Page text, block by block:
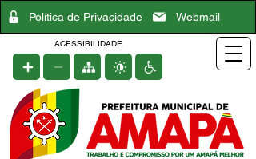
Política de Privacidade Webmail
ACESSIBILIDADE